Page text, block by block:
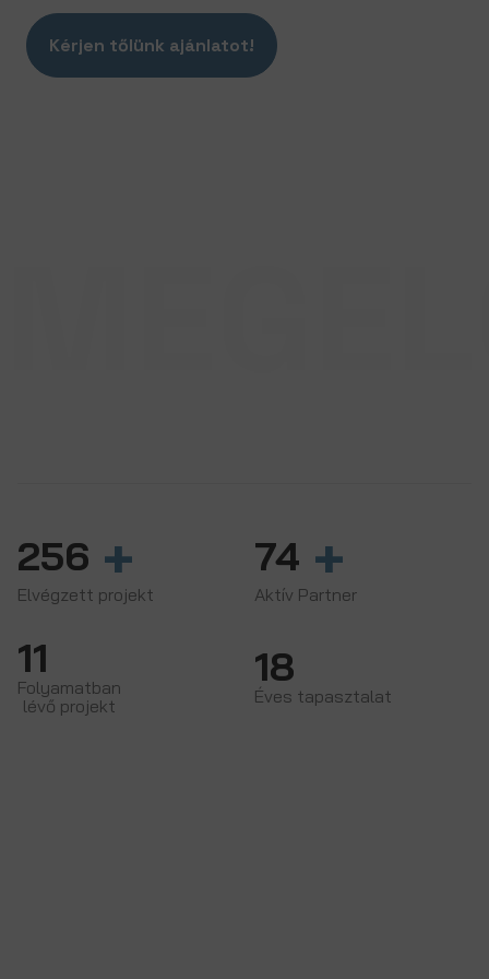
Kérjen tőlünk ajánlatot!
256 +
Elvégzett projekt
74 +
Aktív Partner
11
Folyamatban
lévő projekt
18
Éves tapasztalat